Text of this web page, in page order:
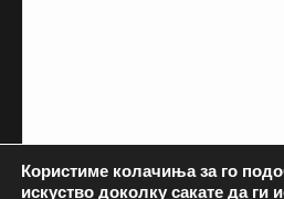
Користиме колачиња за го
искуство доколку сакате да ги